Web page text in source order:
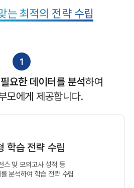
는 최적의 전략 수립
1
요한 데이터를 분석하여
모에게 제공합니다.
학습 전략 수립
스 및 모의고사 성적 등
분석하여 학습 전략 수립